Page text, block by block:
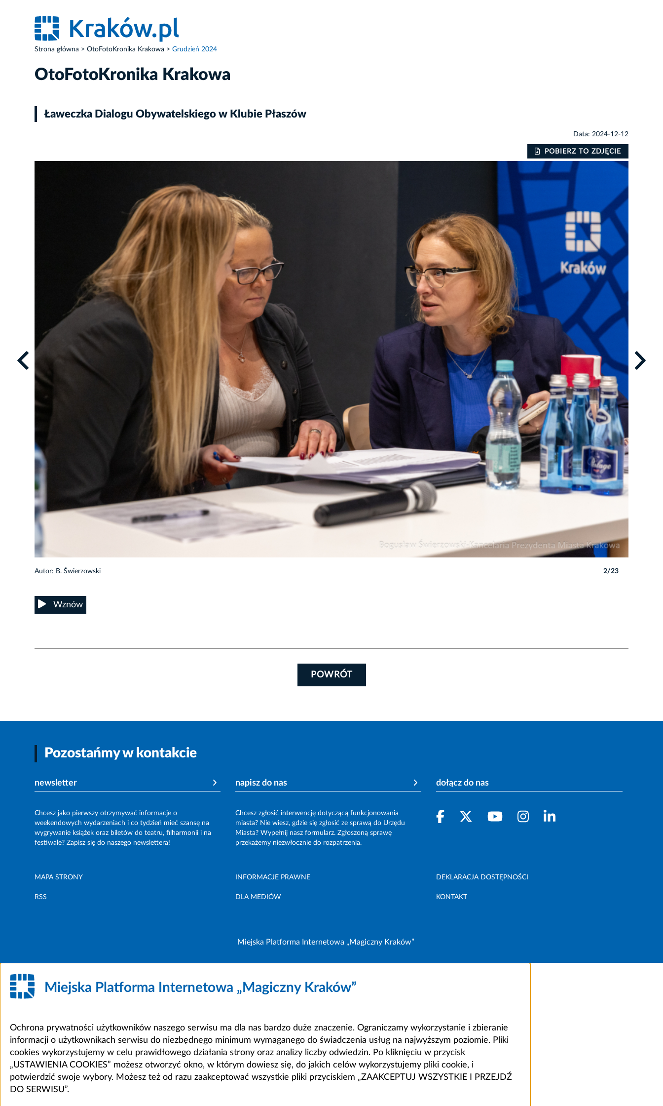
Strona główna OtoFotoKronika Krakowa Grudzień 2024
OtoFotoKronika Krakowa
Ławeczka Dialogu Obywatelskiego w Klubie Płaszów
Data: 2024-12-12
POBIERZ TO ZDJĘCIE
Autor: B. Świerzowski 2/23
Wznów
POWRÓT
Pozostańmy w kontakcie
newsletter
Chcesz jako pierwszy otrzymywać informacje o
weekendowych wydarzeniach i co tydzień mieć szansę na
wygrywanie książek oraz biletów do teatru, filharmonii i na
festiwale? Zapisz się do naszego newslettera!
napisz do nas
Chcesz zgłosić interwencję dotyczącą funkcjonowania
miasta? Nie wiesz, gdzie się zgłosić ze sprawą do Urzędu
Miasta? Wypełnij nasz formularz. Zgłoszoną sprawę
przekażemy niezwłocznie do rozpatrzenia.
dołącz do nas
MAPA STRONY INFORMACJE PRAWNE DEKLARACJA DOSTĘPNOŚCI
RSS DLA MEDIÓW KONTAKT
Miejska Platforma Internetowa „Magiczny Kraków”
Miejska Platforma Internetowa „Magiczny Kraków”
Ochrona prywatności użytkowników naszego serwisu ma dla nas bardzo duże znaczenie. Ograniczamy wykorzystanie i zbieranie
informacji o użytkownikach serwisu do niezbędnego minimum wymaganego do świadczenia usług na najwyższym poziomie. Pliki
cookies wykorzystujemy w celu prawidłowego działania strony oraz analizy liczby odwiedzin. Po kliknięciu w przycisk
„USTAWIENIA COOKIES” możesz otworzyć okno, w którym dowiesz się, do jakich celów wykorzystujemy pliki cookie, i
potwierdzić swoje wybory. Możesz też od razu zaakceptować wszystkie pliki przyciskiem „ZAAKCEPTUJ WSZYSTKIE I PRZEJDŹ
DO SERWISU”.